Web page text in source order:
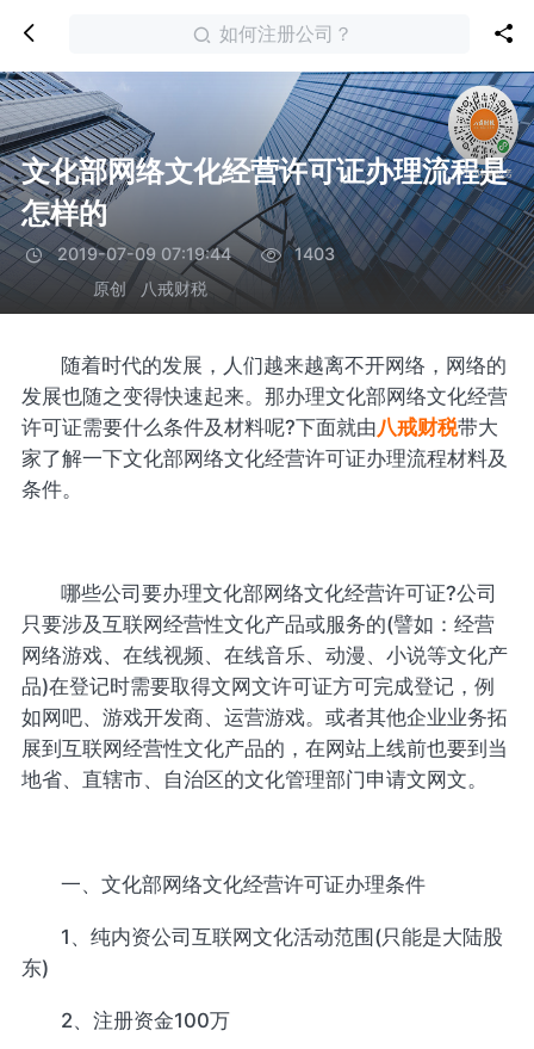
如何注册公司？
文化部网络文化经营许可证办理流程是
怎样的
2019-07-09 07:19:44
1403
原创
八戒财税
随着时代的发展，人们越来越离不开网络，网络的
发展也随之变得快速起来。那办理文化部网络文化经营
许可证需要什么条件及材料呢?下面就由八戒财税带大
家了解一下文化部网络文化经营许可证办理流程材料及
条件。
哪些公司要办理文化部网络文化经营许可证?公司
只要涉及互联网经营性文化产品或服务的(譬如：经营
网络游戏、在线视频、在线音乐、动漫、小说等文化产
品)在登记时需要取得文网文许可证方可完成登记，例
如网吧、游戏开发商、运营游戏。或者其他企业业务拓
展到互联网经营性文化产品的，在网站上线前也要到当
地省、直辖市、自治区的文化管理部门申请文网文。
一、文化部网络文化经营许可证办理条件
1、纯内资公司互联网文化活动范围(只能是大陆股
东)
2、注册资金100万